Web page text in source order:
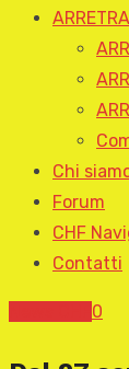
Chi
Forum
CHF
Contatti
0